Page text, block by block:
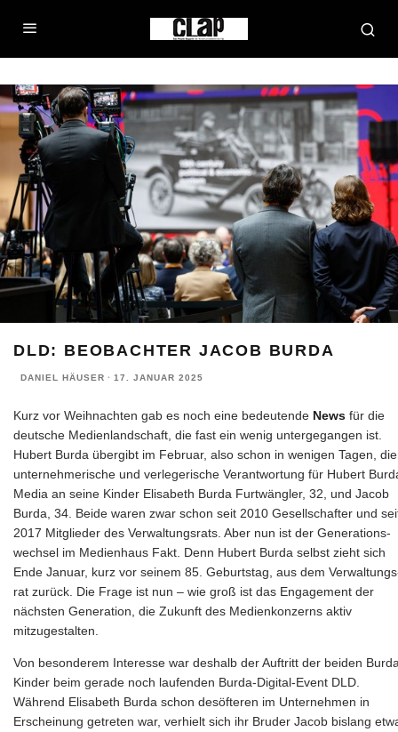
DLD: BEOBACHTER JACOB BURDA
DANIEL HÄUSER · 17. JANUAR 2025
Kurz vor Weihnachten gab es noch eine bedeutende News für die
deutsche Medienlandschaft, die fast ein wenig untergegangen ist.
Hubert Burda übergibt im Februar, also schon in wenigen Tagen, die
unter­nehmerische und verlegerische Verantwortung für Hubert
Media an seine Kinder Elisabeth Burda Furtwängler, 32, und Jacob
Burda, 34. Beide waren zwar schon seit 2010 Gesell­schafter und
2017 Mit­glieder des Ver­waltungs­rats. Aber nun ist der Generations­
wechsel im Medienhaus Fakt. Denn Hubert Burda selbst zieht sich
Ende Januar, kurz vor seinem 85. Geburtstag, aus dem
rat zurück. Die Frage ist nun – wie groß ist das Engagement der
nächsten Generation, die Zukunft des Medienkonzerns aktiv
mitzugestalten.
Von besonderem Interesse war deshalb der Auftritt der beiden
Kinder beim gerade noch laufenden Burda-Digital-Event DLD.
Während Elisabeth Burda schon desöfteren im Unternehmen in
Erscheinung getreten war, verhielt sich ihr Bruder Jacob bislang